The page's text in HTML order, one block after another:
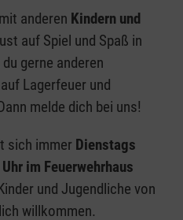
anderen Kindern und
auf Spiel und Spaß in
gerne anderen
Lagerfeuer und
melde dich bei uns!
sich immer Dienstags
im Feuerwehrhaus
und Jugendliche von
willkommen.